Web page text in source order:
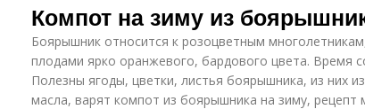
Компот на зиму из
Боярышник относится к розоцветным
плодами ярко оранжевого, бардового цвета. Время
Полезны ягоды, цветки, листья боярышника, из них
масла, варят компот из боярышника на зиму,